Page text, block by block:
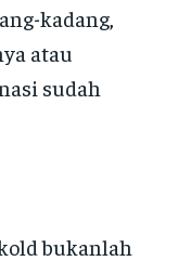
kadang,
atau
sudah
bukanlah